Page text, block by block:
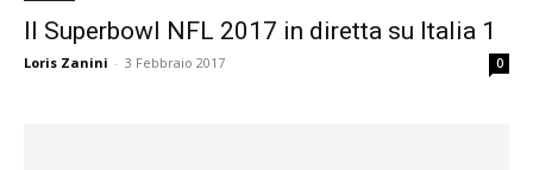
Il Superbowl NFL 2017 in diretta su Italia 1
Loris Zanini - 3 Febbraio 2017 0